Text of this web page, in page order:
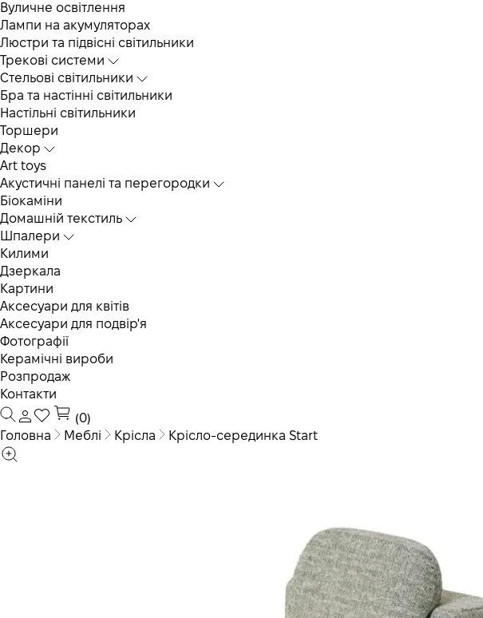
Вуличне освітлення
Лампи на акумуляторах
Люстри та підвісні світильники
Трекові системи
Cтельові світильники
Бра та настінні світильники
Настільні світильники
Торшери
Декор
Art toys
Акустичні панелі та перегородки
Біокаміни
Домашній текстиль
Шпалери
Килими
Дзеркала
Картини
Аксесуари для квітів
Аксесуари для подвір'я
Фотографії
Керамічні вироби
Розпродаж
Контакти
(0)
Головна
Меблі Крісла Крісло-серединка Start